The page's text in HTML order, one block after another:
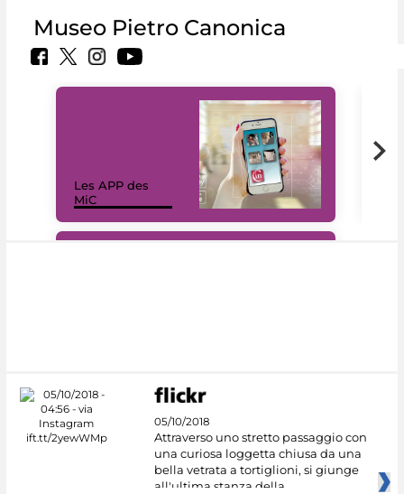
Museo Pietro Canonica
Les APP des
MiC
05/10/2018
Attraverso uno stretto passaggio con
una curiosa loggetta chiusa da una
bella vetrata a tortiglioni, si giunge
all'ultima stanza della